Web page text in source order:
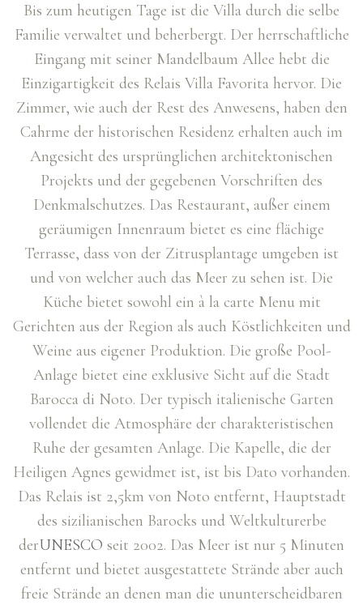
Bis zum heutigen Tage ist die Villa durch die selbe
Familie verwaltet und beherbergt. Der herrschaftliche
Eingang mit seiner Mandelbaum Allee hebt die
Einzigartigkeit des Relais Villa Favorita hervor. Die
Zimmer, wie auch der Rest des Anwesens, haben den
Cahrme der historischen Residenz erhalten auch im
Angesicht des ursprünglichen architektonischen
Projekts und der gegebenen Vorschriften des
Denkmalschutzes. Das Restaurant, außer einem
geräumigen Innenraum bietet es eine flächige
Terrasse, dass von der Zitrusplantage umgeben ist
und von welcher auch das Meer zu sehen ist. Die
Küche bietet sowohl ein à la carte Menu mit
Gerichten aus der Region als auch Köstlichkeiten und
Weine aus eigener Produktion. Die große Pool-
Anlage bietet eine exklusive Sicht auf die Stadt
Barocca di Noto. Der typisch italienische Garten
vollendet die Atmosphäre der charakteristischen
Ruhe der gesamten Anlage. Die Kapelle, die der
Heiligen Agnes gewidmet ist, ist bis Dato vorhanden.
Das Relais ist 2,5km von Noto entfernt, Hauptstadt
des sizilianischen Barocks und Weltkulturerbe
derUNESCO seit 2002. Das Meer ist nur 5 Minuten
entfernt und bietet ausgestattete Strände aber auch
freie Strände an denen man die ununterscheidbaren